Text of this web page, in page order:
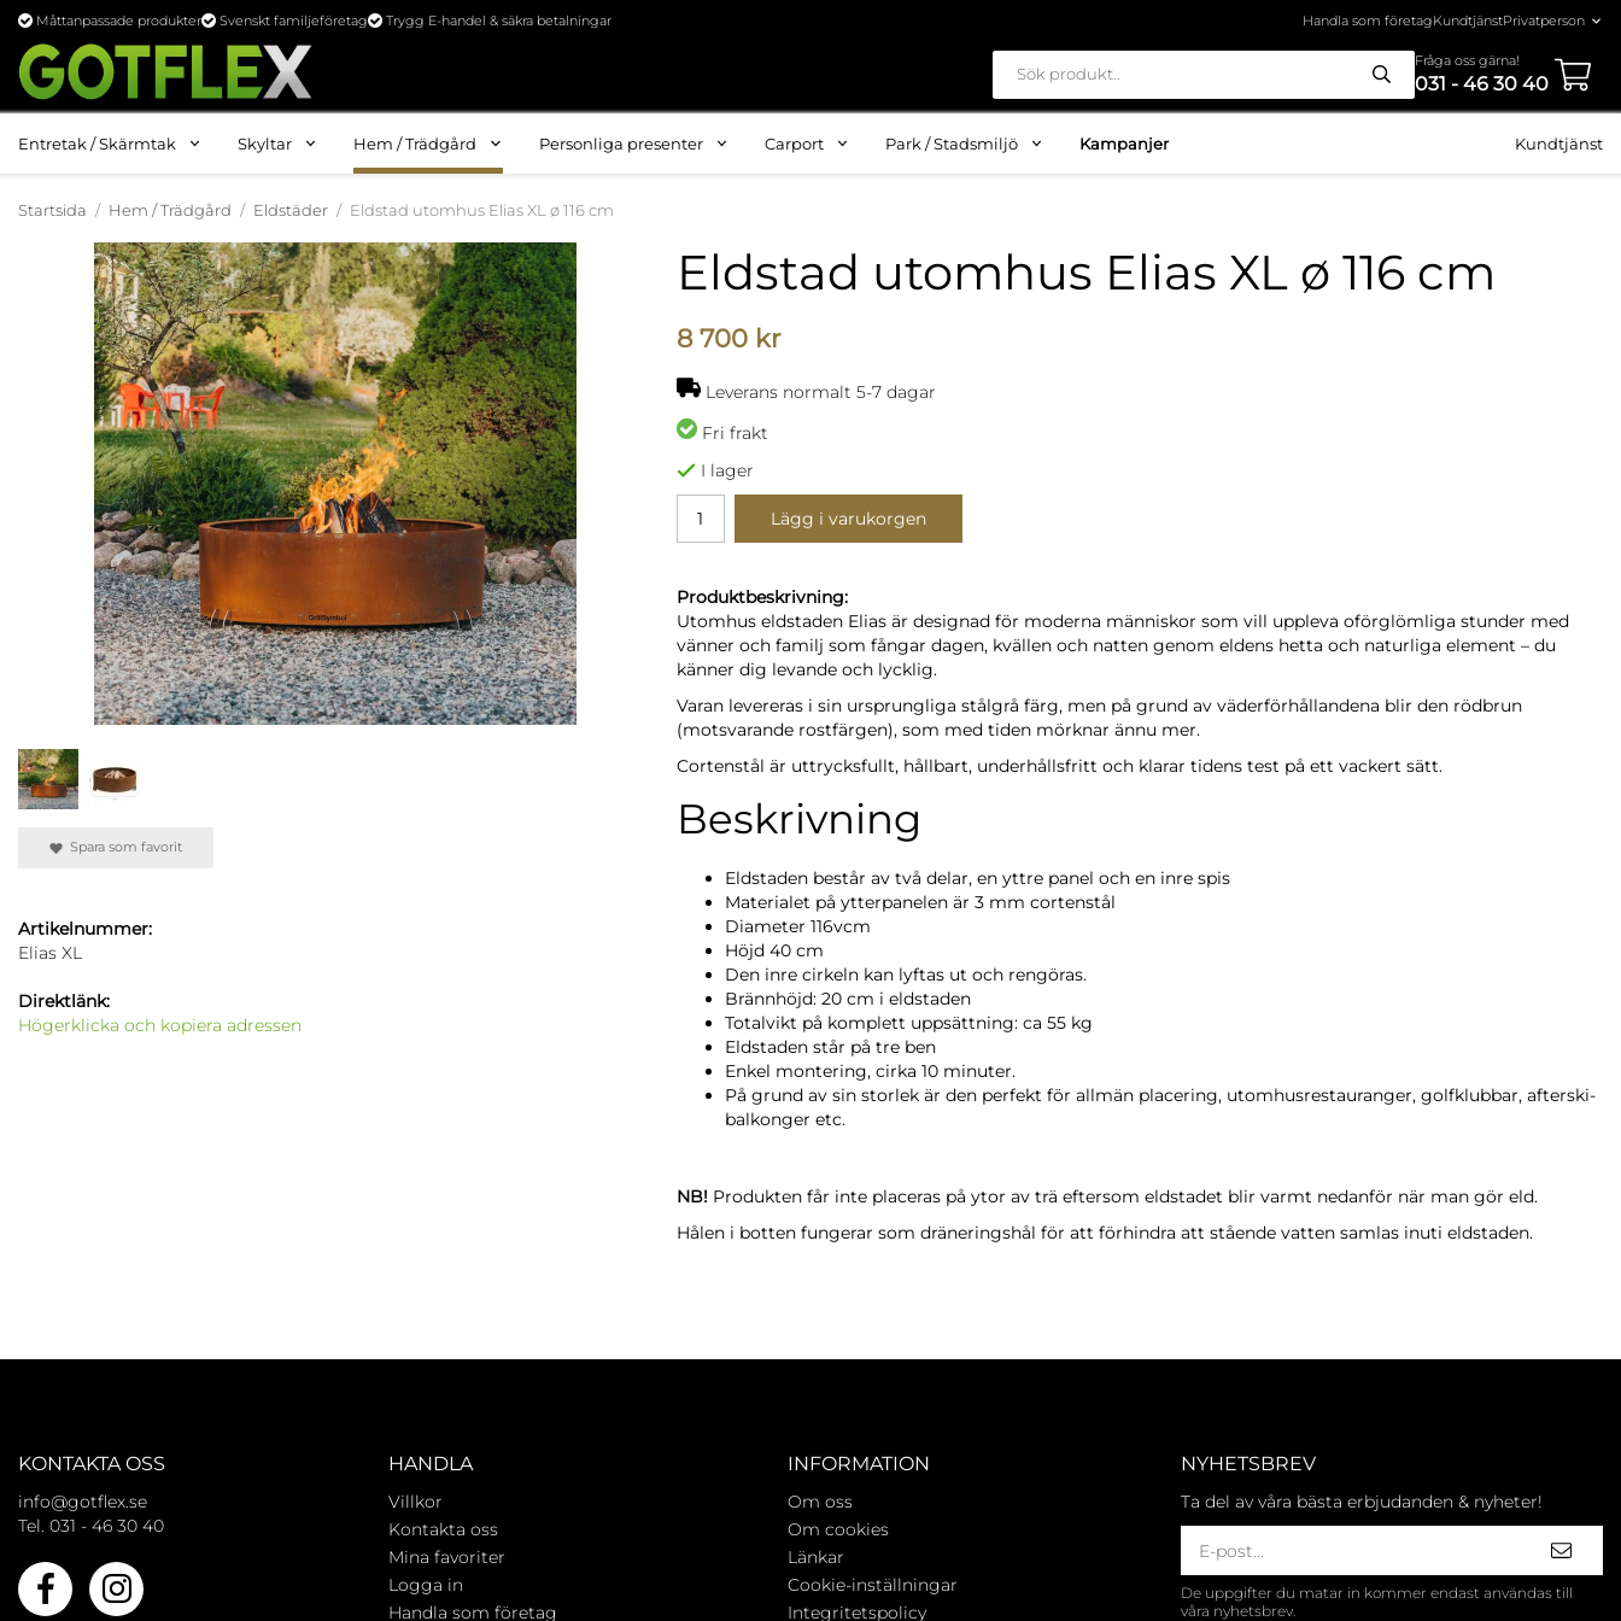
Måttanpassade produkter Svenskt familjeföretag Trygg E-handel & säkra betalningar Handla som företagKundtjänst
Fråga oss gärna!
031 - 46 30 40
Entretak / Skärmtak Skyltar Hem / Trädgård Personliga presenter Carport Park / Stadsmiljö Kampanjer Kundtjänst
Startsida / Hem / Trädgård / Eldstäder / Eldstad utomhus Elias XL ø 116 cm
Eldstad utomhus Elias XL ø 116 cm
8 700 kr
Leverans normalt 5-7 dagar
Fri frakt
I lager
Lägg i varukorgen
Produktbeskrivning:
Utomhus eldstaden Elias är designad för moderna människor som vill uppleva oförglömliga stunder med
vänner och familj som fångar dagen, kvällen och natten genom eldens hetta och naturliga element – du
känner dig levande och lycklig.
Varan levereras i sin ursprungliga stålgrå färg, men på grund av väderförhållandena blir den rödbrun
(motsvarande rostfärgen), som med tiden mörknar ännu mer.
Cortenstål är uttrycksfullt, hållbart, underhållsfritt och klarar tidens test på ett vackert sätt.
Beskrivning
Eldstaden består av två delar, en yttre panel och en inre spis
Materialet på ytterpanelen är 3 mm cortenstål
Diameter 116vcm
Höjd 40 cm
Den inre cirkeln kan lyftas ut och rengöras.
Brännhöjd: 20 cm i eldstaden
Totalvikt på komplett uppsättning: ca 55 kg
Eldstaden står på tre ben
Enkel montering, cirka 10 minuter.
På grund av sin storlek är den perfekt för allmän placering, utomhusrestauranger, golfklubbar, afterski-
balkonger etc.
NB! Produkten får inte placeras på ytor av trä eftersom eldstadet blir varmt nedanför när man gör eld.
Hålen i botten fungerar som dräneringshål för att förhindra att stående vatten samlas inuti eldstaden.
Spara som favorit
Artikelnummer:
Elias XL
Direktlänk:
Högerklicka och kopiera adressen
KONTAKTA OSS
info@gotflex.se
Tel. 031 - 46 30 40
HANDLA
Villkor
Kontakta oss
Mina favoriter
Logga in
Handla som företag
INFORMATION
Om oss
Om cookies
Länkar
Cookie-inställningar
Integritetspolicy
NYHETSBREV
Ta del av våra bästa erbjudanden & nyheter!
De uppgifter du matar in kommer endast användas till
våra nyhetsbrev.